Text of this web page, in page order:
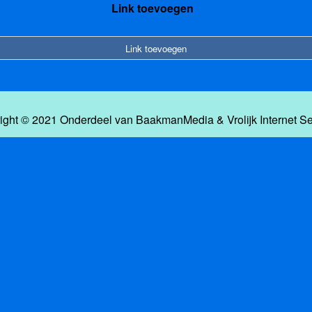
Link toevoegen
Link toevoegen
© 2021 Onderdeel van BaakmanMedia& Vrolijk Internet